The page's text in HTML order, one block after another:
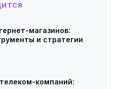
магазинов:
и стратегии
компаний: